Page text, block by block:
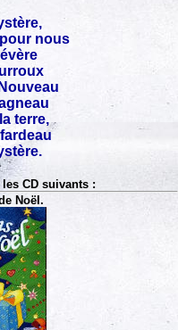
nous
terre,
CD suivants :
Noël.